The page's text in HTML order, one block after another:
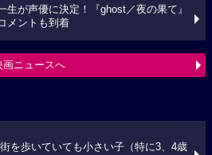
生が声優に決定！『ghost／夜の果て』
メントも到着
画ニュースへ
を歩いていても小さい子（特に3、4歳